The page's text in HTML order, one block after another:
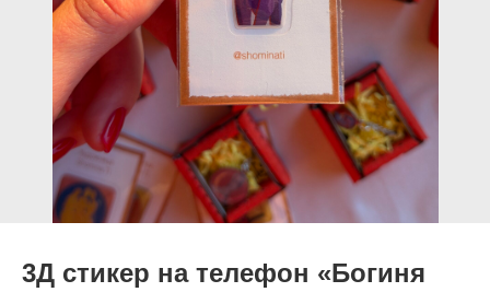
3Д стикер на телефон «Богиня